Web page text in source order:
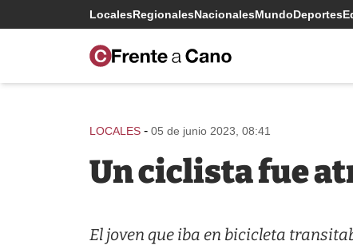
LocalesRegionalesNacionalesMundoDeportes
LOCALES - 05 de junio 2023, 08:41
Un ciclista fue
El joven que iba en bicicleta